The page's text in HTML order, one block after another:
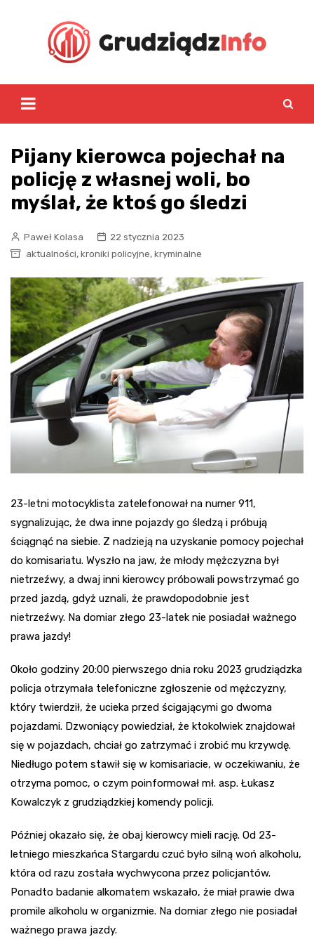
Pijany kierowca pojechał na
policję z własnej woli, bo
myślał, że ktoś go śledzi
Paweł Kolasa
22 stycznia 2023
aktualności, kroniki policyjne, kryminalne
23-letni motocyklista zatelefonował na numer 911,
sygnalizując, że dwa inne pojazdy go śledzą i próbują
ściągnąć na siebie. Z nadzieją na uzyskanie pomocy pojechał
do komisariatu. Wyszło na jaw, że młody mężczyzna był
nietrzeźwy, a dwaj inni kierowcy próbowali powstrzymać go
przed jazdą, gdyż uznali, że prawdopodobnie jest
nietrzeźwy. Na domiar złego 23-latek nie posiadał ważnego
prawa jazdy!
Około godziny 20:00 pierwszego dnia roku 2023 grudziądzka
policja otrzymała telefoniczne zgłoszenie od mężczyzny,
który twierdził, że ucieka przed ścigającymi go dwoma
pojazdami. Dzwoniący powiedział, że ktokolwiek znajdował
się w pojazdach, chciał go zatrzymać i zrobić mu krzywdę.
Niedługo potem stawił się w komisariacie, w oczekiwaniu, że
otrzyma pomoc, o czym poinformował mł. asp. Łukasz
Kowalczyk z grudziądzkiej komendy policji.
Później okazało się, że obaj kierowcy mieli rację. Od 23-
letniego mieszkańca Stargardu czuć było silną woń alkoholu,
która od razu została wychwycona przez policjantów.
Ponadto badanie alkomatem wskazało, że miał prawie dwa
promile alkoholu w organizmie. Na domiar złego nie posiadał
ważnego prawa jazdy.